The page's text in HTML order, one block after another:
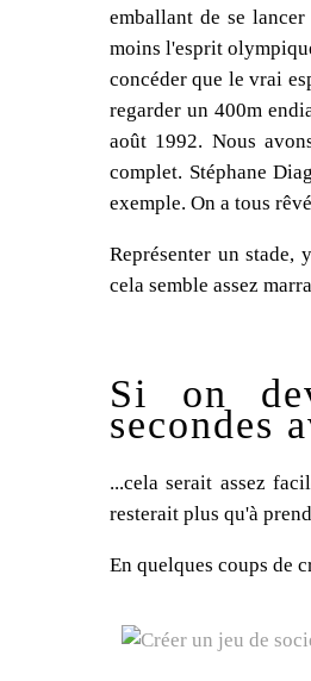
emballant de se
moins l'esprit
concéder que le vrai
regarder un 400m
août 1992. Nous
complet. Stéphane
exemple. On a tous
Représenter un stade,
cela semble assez
Si on
secondes
...cela serait assez
resterait plus qu'à
En quelques coups de